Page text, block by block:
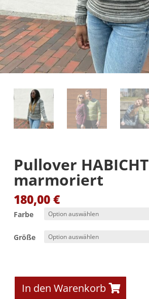
Pullover HABICHT
marmoriert
180,00€
Farbe
Größe
In den Warenkorb